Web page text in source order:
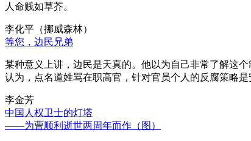
人命贱如草芥。
李化平（挪威森林）
等您，边民兄弟
某种意义上讲，边民是天真的。他以为自己非常了解这
认为，点名道姓骂在职高官，针对官员个人的反腐策略是
李金芳
中国人权卫士的灯塔
——为曹顺利逝世两周年而作（图）